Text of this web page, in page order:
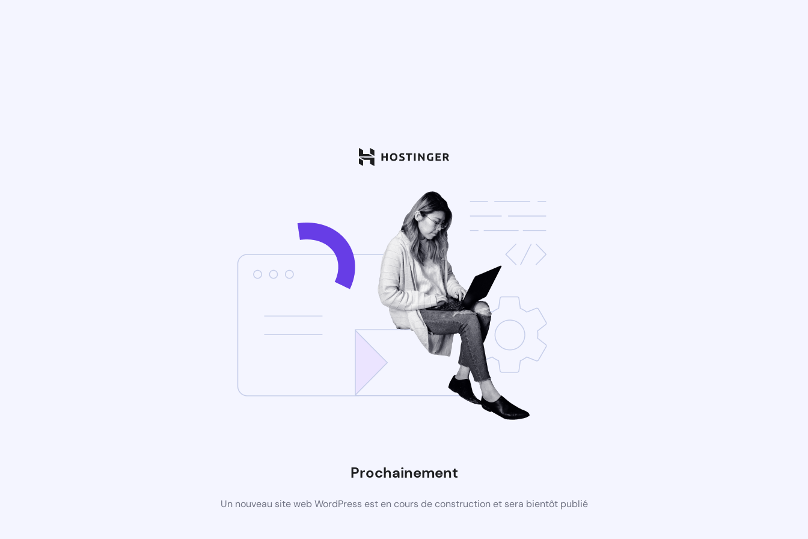
Prochainement
Un nouveau site web WordPress est en cours de construction et sera bientôt publié